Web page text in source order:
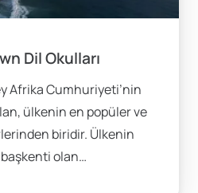
almak için en popüler
güzellikleri, tarihi
hem tatil hem de eğitim
hem sosyal hayatlarını
yardımcı olur.
bir yapıya sahip olması
Dil Okulları
Afrika Cumhuriyeti’nin
ülkenin en popüler ve
biridir. Ülkenin
olan…